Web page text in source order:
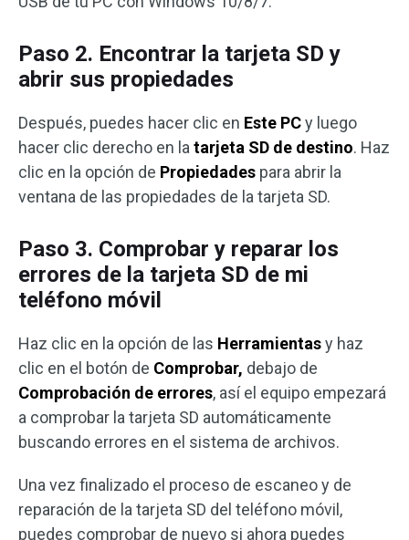
Paso 2. Encontrar la tarjeta SD y
abrir sus propiedades
Después, puedes hacer clic en Este PCy luego
hacer clic derecho en la tarjeta SD de destino. Haz
clic en la opción de Propiedades para abrir la
ventana de las propiedades de la tarjeta SD.
Paso 3. Comprobar y reparar los
errores de la tarjeta SD de mi
teléfono móvil
Haz clic en la opción de las Herramientasy haz
clic en el botón de Comprobar, debajo de
Comprobación de errores, así el equipo empezará
a comprobar la tarjeta SD automáticamente
buscando errores en el sistema de archivos.
Una vez finalizado el proceso de escaneo y de
reparación de la tarjeta SD del teléfono móvil,
puedes comprobar de nuevo si ahora puedes